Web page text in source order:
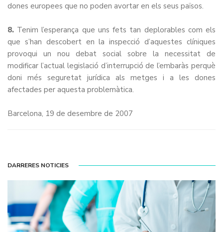
dones europees que no poden avortar en els seus països.
8. Tenim l’esperança que uns fets tan deplorables com els
que s’han descobert en la inspecció d’aquestes clíniques
provoqui un nou debat social sobre la necessitat de
modificar l’actual legislació d’interrupció de l’embaràs perquè
doni més seguretat jurídica als metges i a les dones
afectades per aquesta problemàtica.
Barcelona, 19 de desembre de 2007
DARRERES NOTICIES